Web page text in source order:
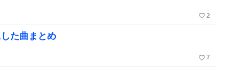
favorite_border 2
た曲まとめ
favorite_border 7